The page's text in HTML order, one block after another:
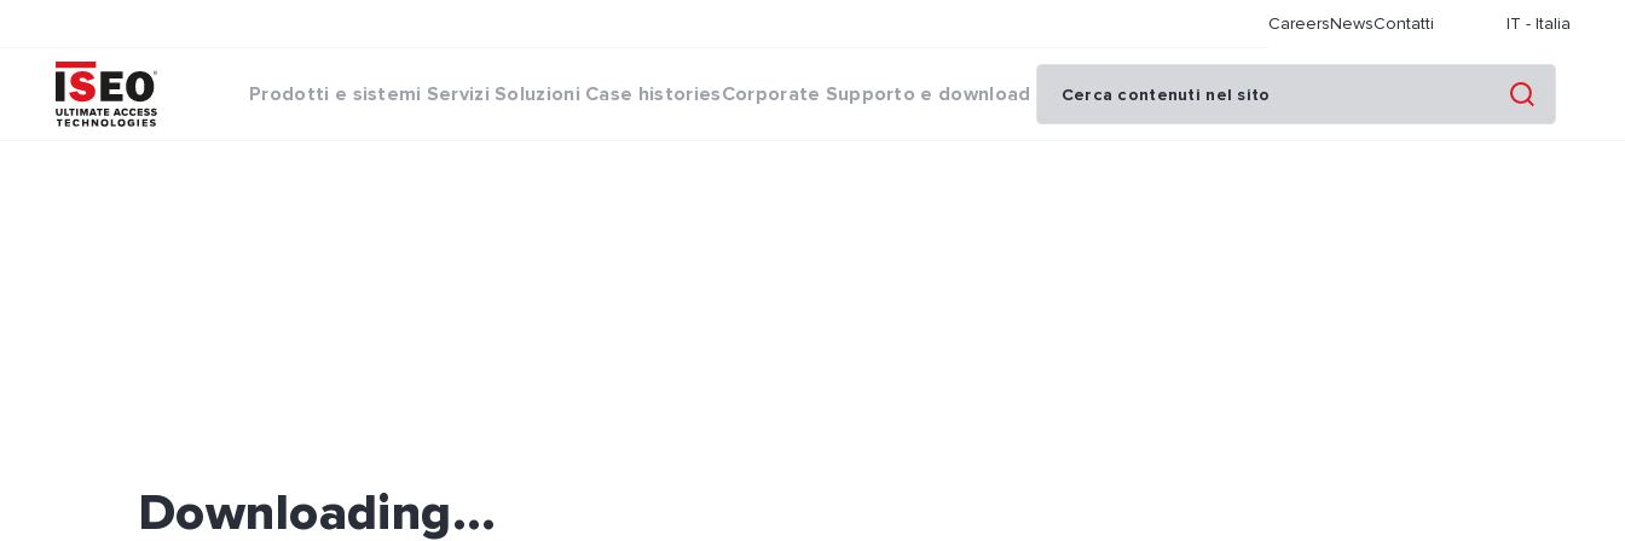
CareersNewsContatti IT - Italia
Prodotti e sistemi Servizi Soluzioni Case historiesCorporate Supporto e download
Downloading...